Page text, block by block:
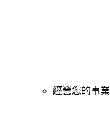
經營您的事業